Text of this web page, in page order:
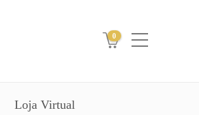
0
Loja Virtual